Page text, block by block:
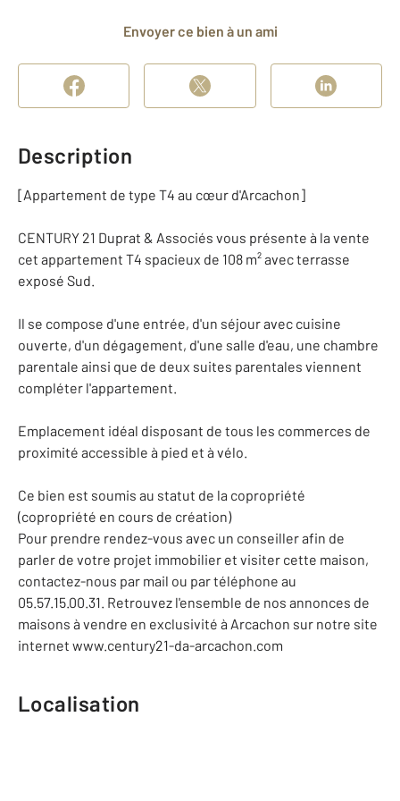
Envoyer ce bien à un ami
Description
[Appartement de type T4 au cœur d'Arcachon]
CENTURY 21 Duprat & Associés vous présente à la vente
cet appartement T4 spacieux de 108 m² avec terrasse
exposé Sud.
Il se compose d'une entrée, d'un séjour avec cuisine
ouverte, d'un dégagement, d'une salle d'eau, une chambre
parentale ainsi que de deux suites parentales viennent
compléter l'appartement.
Emplacement idéal disposant de tous les commerces de
proximité accessible à pied et à vélo.
Ce bien est soumis au statut de la copropriété
(copropriété en cours de création)
Pour prendre rendez-vous avec un conseiller afin de
parler de votre projet immobilier et visiter cette maison,
contactez-nous par mail ou par téléphone au
05.57.15.00.31. Retrouvez l'ensemble de nos annonces de
maisons à vendre en exclusivité à Arcachon sur notre site
internet www.century21-da-arcachon.com
Localisation